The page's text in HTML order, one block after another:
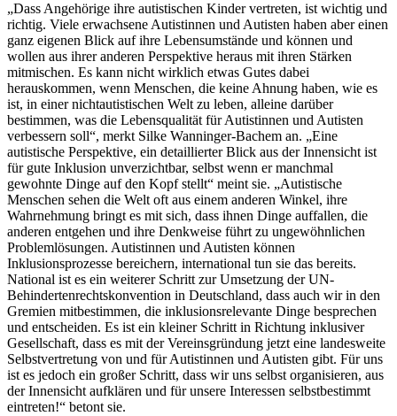
„Dass Angehörige ihre autistischen Kinder vertreten, ist wichtig und
richtig. Viele erwachsene Autistinnen und Autisten haben aber einen
ganz eigenen Blick auf ihre Lebensumstände und können und
wollen aus ihrer anderen Perspektive heraus mit ihren Stärken
mitmischen. Es kann nicht wirklich etwas Gutes dabei
herauskommen, wenn Menschen, die keine Ahnung haben, wie es
ist, in einer nichtautistischen Welt zu leben, alleine darüber
bestimmen, was die Lebensqualität für Autistinnen und Autisten
verbessern soll“, merkt Silke Wanninger-Bachem an. „Eine
autistische Perspektive, ein detaillierter Blick aus der Innensicht ist
für gute Inklusion unverzichtbar, selbst wenn er manchmal
gewohnte Dinge auf den Kopf stellt“ meint sie. „Autistische
Menschen sehen die Welt oft aus einem anderen Winkel, ihre
Wahrnehmung bringt es mit sich, dass ihnen Dinge auffallen, die
anderen entgehen und ihre Denkweise führt zu ungewöhnlichen
Problemlösungen. Autistinnen und Autisten können
Inklusionsprozesse bereichern, international tun sie das bereits.
National ist es ein weiterer Schritt zur Umsetzung der UN-
Behindertenrechtskonvention in Deutschland, dass auch wir in den
Gremien mitbestimmen, die inklusionsrelevante Dinge besprechen
und entscheiden. Es ist ein kleiner Schritt in Richtung inklusiver
Gesellschaft, dass es mit der Vereinsgründung jetzt eine landesweite
Selbstvertretung von und für Autistinnen und Autisten gibt. Für uns
ist es jedoch ein großer Schritt, dass wir uns selbst organisieren, aus
der Innensicht aufklären und für unsere Interessen selbstbestimmt
eintreten!“ betont sie.